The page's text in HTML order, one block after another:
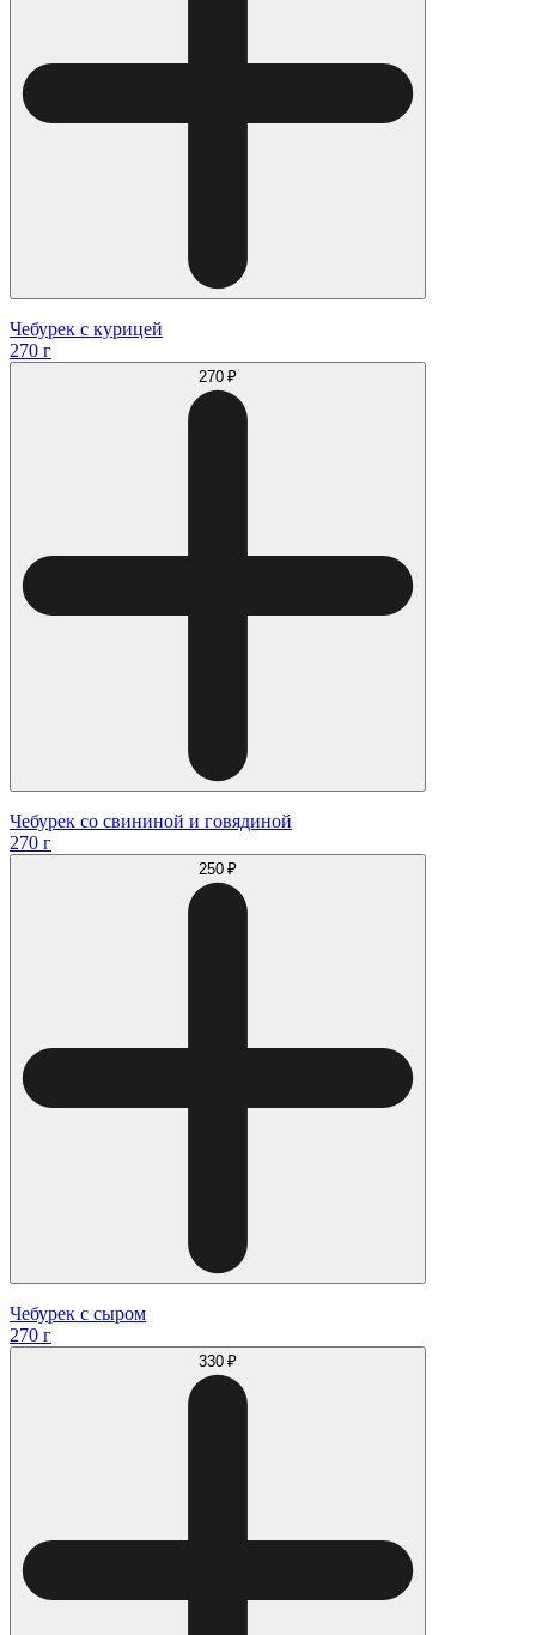
Чебурек с курицей
270 г
270 ₽
Чебурек со свининой и говядиной
270 г
250 ₽
Чебурек с сыром
270 г
330 ₽